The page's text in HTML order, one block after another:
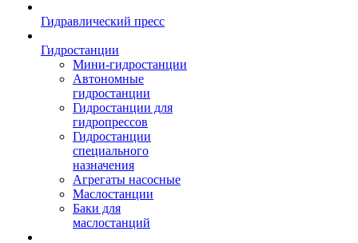
Гидравлический пресс
Гидростанции
Мини-гидростанции
Автономные
гидростанции
Гидростанции для
гидропрессов
Гидростанции
специального
назначения
Агрегаты насосные
Маслостанции
Баки для
маслостанций